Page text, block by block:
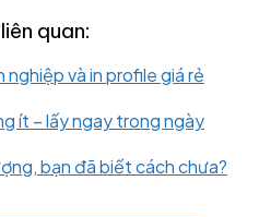
quan:
và in profile giá rẻ
ít – lấy ngay trong ngày
bạn đã biết cách chưa?